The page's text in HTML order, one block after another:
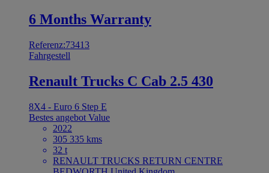
6 Months Warranty
Referenz:73413
Fahrgestell
Renault Trucks C Cab 2.5 430
8X4 - Euro 6 Step E
Bestes angebot Value
2022
305 335 kms
32 t
RENAULT TRUCKS RETURN CENTRE